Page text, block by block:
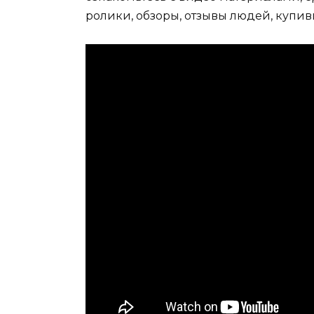
ролики, обзоры, отзывы людей,